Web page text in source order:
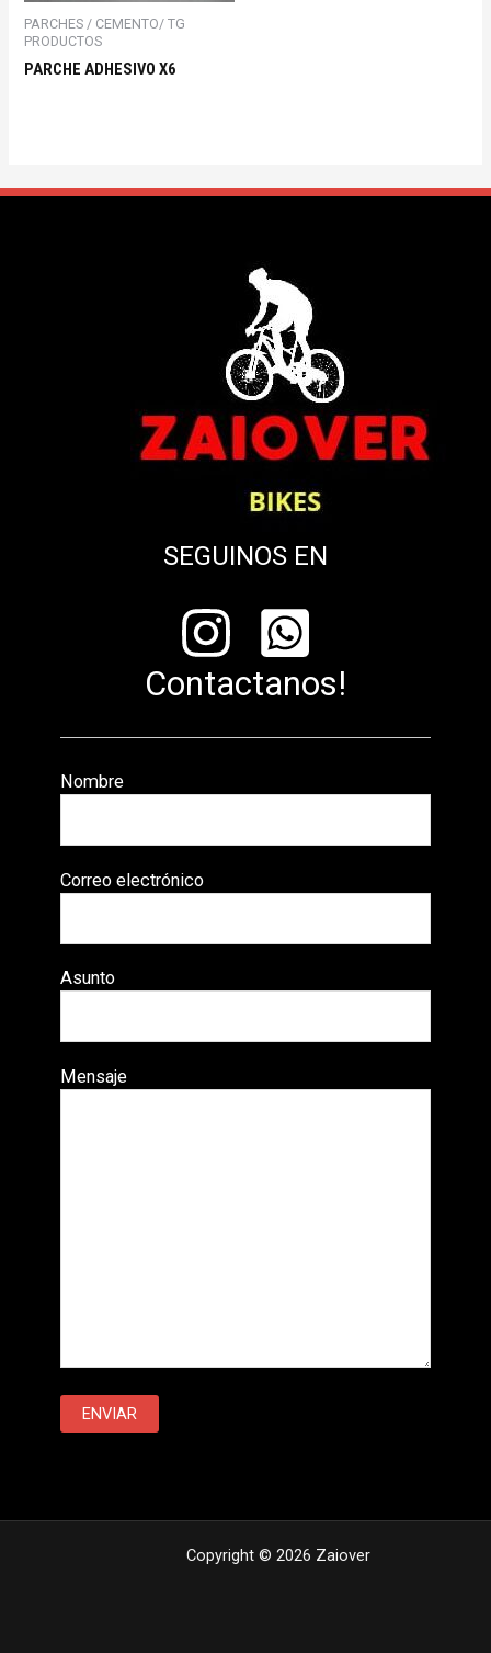
PARCHES / CEMENTO/ TG
PRODUCTOS
PARCHE ADHESIVO X6
SEGUINOS EN
Contactanos!
Nombre
Correo electrónico
Asunto
Mensaje
Copyright © 2026 Zaiover